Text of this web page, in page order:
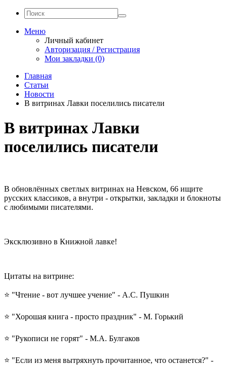
Меню
Личный кабинет
Авторизация / Регистрация
Мои закладки (0)
Главная
Статьи
Новости
В витринах Лавки поселились писатели
В витринах Лавки
поселились писатели
В обновлённых светлых витринах на Невском, 66 ищите
русских классиков, а внутри - открытки, закладки и блокноты
с любимыми писателями.
Эксклюзивно в Книжной лавке!
Цитаты на витрине:
⭐ "Чтение - вот лучшее учение" - А.С. Пушкин
⭐ "Хорошая книга - просто праздник" - М. Горький
⭐ "Рукописи не горят" - М.А. Булгаков
⭐ "Если из меня вытряхнуть прочитанное, что останется?" -